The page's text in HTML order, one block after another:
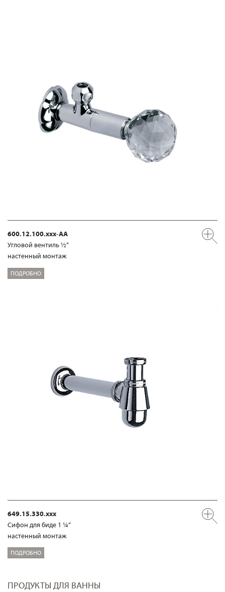
600.12.100.xxx-AA
Угловой вентиль ½“
настенный монтаж
ПОДРОБНО
649.15.330.xxx
Сифон для биде 1 ¼“
настенный монтаж
ПОДРОБНО
ПРОДУКТЫ ДЛЯ ВАННЫ